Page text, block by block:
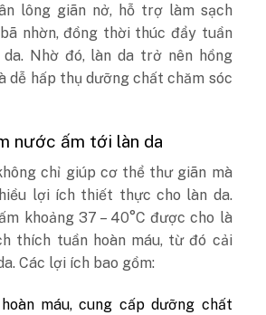
lông giãn nở, hỗ trợ làm sạch
nhờn, đồng thời thúc đẩy tuần
da. Nhờ đó, làn da trở nên hồng
dễ hấp thụ dưỡng chất chăm sóc
nước ấm tới làn da
chỉ giúp cơ thể thư giãn mà
lợi ích thiết thực cho làn da.
khoảng 37 – 40°C được cho là
thích tuần hoàn máu, từ đó cải
Các lợi ích bao gồm:
máu, cung cấp dưỡng chất